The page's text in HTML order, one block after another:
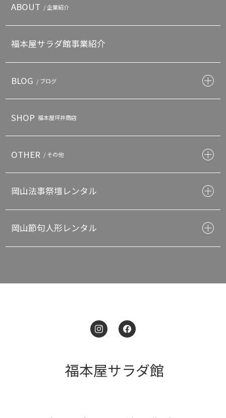
ABOUT / 企業紹介
福本屋サラダ館事業紹介
BLOG / ブログ
SHOP 福本屋坪井商店
OTHER / その他
岡山法事祭壇レンタル
岡山節句人形レンタル
福本屋サラダ館